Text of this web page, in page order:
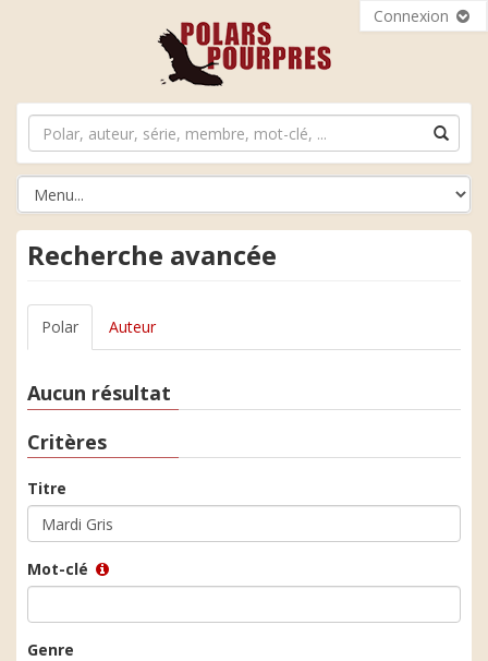
Connexion
Recherche avancée
Polar Auteur
Aucun résultat
Critères
Titre
Mot-clé
Genre